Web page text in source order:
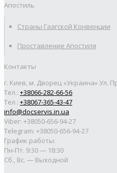
Апостиль
Страны Гаагской Конвенции
Проставление Апостиля
Контакты
г. Киев, м. Дворец «Украина» Ул.
Тел.: +38066-282-66-56
Тел.: +38067-365-43-47
info@docservis.in.ua
Viber: +38050-656-94-27
Telegram: +38050-656-94-27
График работы:
Пн-Пт. 9:30 — 18:30
Сб., Вс. — Выходной